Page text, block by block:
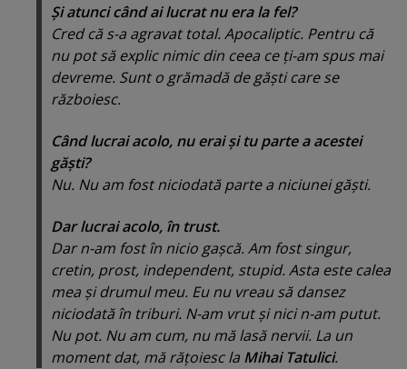
Şi atunci când ai lucrat nu era la fel?
Cred că s-a agravat total. Apocaliptic. Pentru că
nu pot să explic nimic din ceea ce ţi-am spus mai
devreme. Sunt o grămadă de găşti care se
războiesc.
Când lucrai acolo, nu erai şi tu parte a acestei
găşti?
Nu. Nu am fost niciodată parte a niciunei găşti.
Dar lucrai acolo, în trust.
Dar n-am fost în nicio gaşcă. Am fost singur,
cretin, prost, independent, stupid. Asta este calea
mea şi drumul meu. Eu nu vreau să dansez
niciodată în triburi. N-am vrut şi nici n-am putut.
Nu pot. Nu am cum, nu mă lasă nervii. La un
moment dat, mă răţoiesc la Mihai Tatulici.